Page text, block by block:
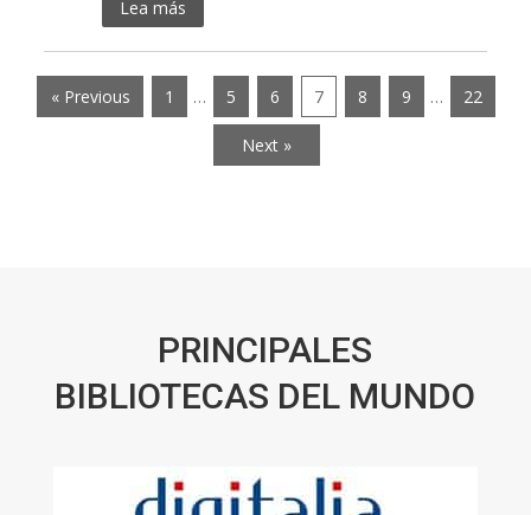
Lea más
« Previous 1 … 5 6 7 8 9 … 22
Next »
PRINCIPALES
BIBLIOTECAS DEL MUNDO